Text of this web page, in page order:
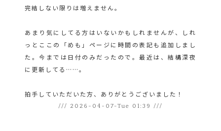
完結しない限りは増えません。
あまり気にしてる方はいないかもしれませんが、しれ
っとここの「めも」ページに時間の表記も追加しまし
た。今までは日付のみだったので。最近は、結構深夜
に更新してる……。
拍手していただいた方、ありがとうございました！
/// 2026-04-07-Tue 01:39 ///